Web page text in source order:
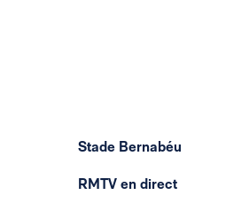
Stade Bernabéu
RMTV en direct